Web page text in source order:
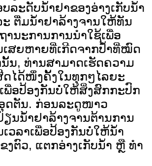
ລະດັບນໍ້າຢາຂອງອ່າງເກັບນໍ້າ
ະ ຕື່ມນໍ້າຢາລ້າງຈານໃຫ້ທັນ
ານະການການນໍາໃຊ້ເພື່ອ
ເສຍຫາຍທີ່ເກີດຈາກປໍ້າທີ່ໝົດ
ນ, ທ່ານສາມາດເຮັດຄວາມ
ດໄດ້ໜຶ່ງຄັ້ງໃນທຸກໆໄລຍະ
ພື່ອປ້ອງກັນບໍ່ໃຫ້ສິ່ງສົກກະປົກ
ດຕັນ. ກ່ອນລະດູໜາວ
ນນໍ້າຢາລ້າງຈານຕ້ານການ
ວລາເພື່ອປ້ອງກັນບໍ່ໃຫ້ນໍ້າ
ງຕົວ, ແຕກອ່າງເກັບນໍ້າ ຫຼື ທໍາ